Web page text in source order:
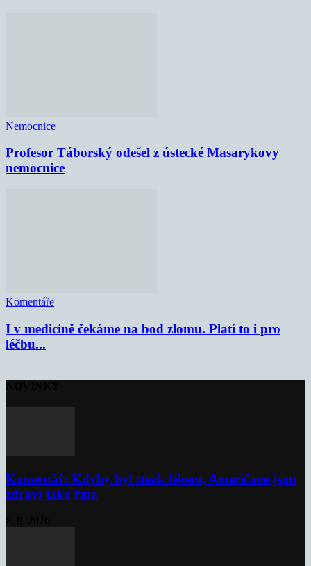
Nemocnice
Profesor Táborský odešel z ústecké Masarykovy
nemocnice
Komentáře
I v medicíně čekáme na bod zlomu. Platí to i pro
léčbu...
Komentář: Kdyby byl steak lékem, Američané jsou
zdraví jako řípa